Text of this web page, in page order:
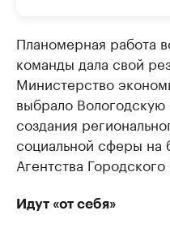
Планомерная работа
команды дала свой
Министерство
выбрало Вологодскую
создания
социальной сферы на
Агентства Городского
Идут «от себя»